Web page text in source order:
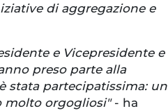
di aggregazione e
e Vicepresidente e
preso parte alla
stata partecipatissima: un
molto orgogliosi"- ha